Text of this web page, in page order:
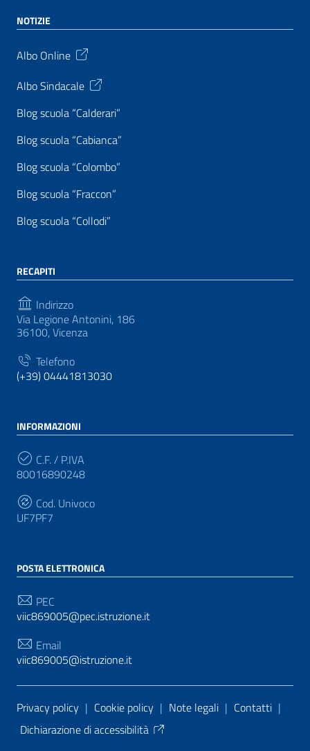
NOTIZIE
Albo Online
Albo Sindacale
Blog scuola “Calderari”
Blog scuola “Cabianca”
Blog scuola “Colombo”
Blog scuola “Fraccon”
Blog scuola “Collodi”
RECAPITI
Indirizzo
Via Legione Antonini, 186
36100, Vicenza
Telefono
(+39) 04441813030
INFORMAZIONI
C.F. / P.IVA
80016890248
Cod. Univoco
UF7PF7
POSTA ELETTRONICA
PEC
viic869005@pec.istruzione.it
Email
viic869005@istruzione.it
Sezione Link Utili
Privacy policy | Cookie policy | Note legali | Contatti |
Dichiarazione di accessibilità